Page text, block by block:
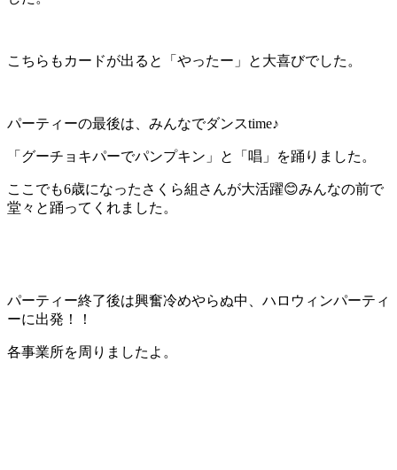
こちらもカードが出ると「やったー」と大喜びでした。
パーティーの最後は、みんなでダンスtime♪
「グーチョキパーでパンプキン」と「唱」を踊りました。
ここでも6歳になったさくら組さんが大活躍😊みんなの前で
堂々と踊ってくれました。
パーティー終了後は興奮冷めやらぬ中、ハロウィンパーティ
ーに出発！！
各事業所を周りましたよ。